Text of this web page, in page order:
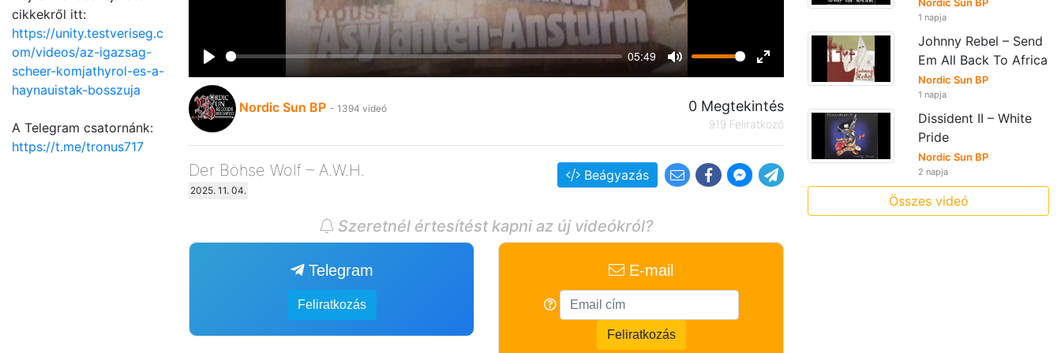
cikkekről itt:
https://unity.testveriseg.c
om/videos/az-igazsag-
scheer-komjathyrol-es-a-
haynauistak-bosszuja
A Telegram csatornánk:
https://t.me/tronus717
Play
05:49
Mute
Enter
fullscreen
Nordic Sun BP - 1394 videó 0 Megtekintés
919 Feliratkozó
Der Böhse Wolf – A.W.H.
2025. 11. 04.
Beágyazás
Szeretnél értesítést kapni az új videókról?
Telegram
Feliratkozás
E-mail
Feliratkozás
1 napja
Johnny Rebel – Send
Em All Back To Africa
Nordic Sun BP
1 napja
Dissident II – White
Pride
Nordic Sun BP
2 napja
Összes videó